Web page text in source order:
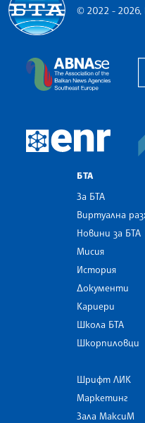
© 2022 - 2026,
The
БТА
За БТА
Виртуална
Новини за БТА
Мисия
История
Документи
Кариери
Школа БТА
Шкорпиловци
Шрифт ЛИК
Маркетинг
Зала МаксиМ